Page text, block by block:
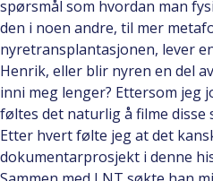
spørsmål som hvordan man
den i noen andre, til mer
nyretransplantasjonen, lever
Henrik, eller blir nyren en del
inni meg lenger? Ettersom jeg
føltes det naturlig å filme disse
Etter hvert følte jeg at det
dokumentarprosjekt i denne